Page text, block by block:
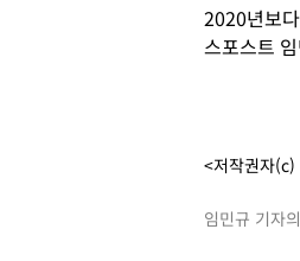
2020년보
스포스트
<저작권자(c)
임민규 기자